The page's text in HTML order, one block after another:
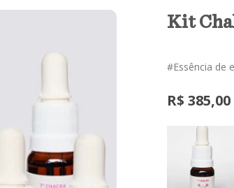
Kit
#Essência de
R$ 385,00